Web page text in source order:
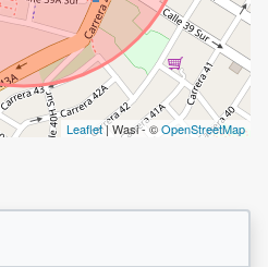
Leaflet| Wasi - ©OpenStreetMap